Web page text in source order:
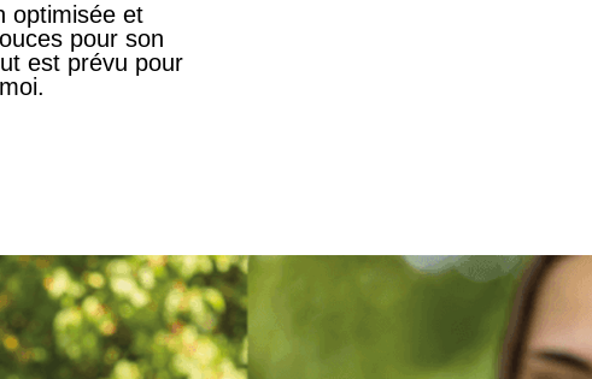
optimisée et
pour son
est prévu pour